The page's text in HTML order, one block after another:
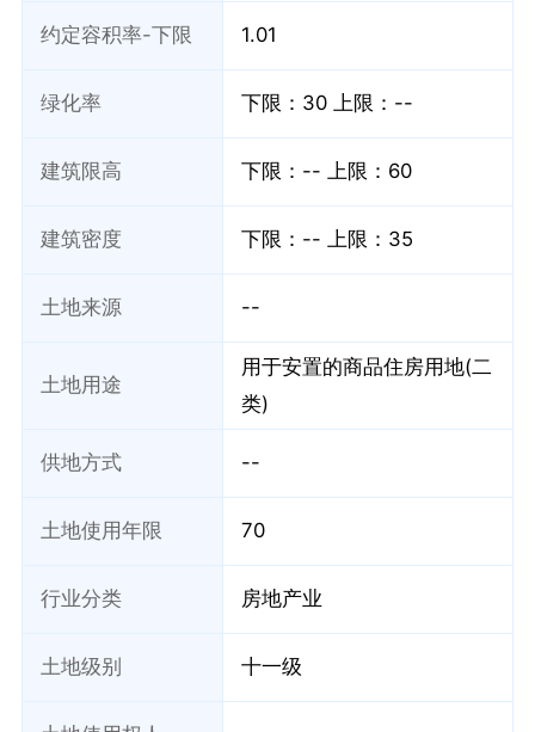
约定容积率-下限 1.01
绿化率 下限：30上限：--
建筑限高 下限：-- 上限：60
建筑密度 下限：-- 上限：35
土地来源 --
土地用途
用于安置的商品住房用地(二
类)
供地方式 --
土地使用年限 70
行业分类 房地产业
土地级别 十一级